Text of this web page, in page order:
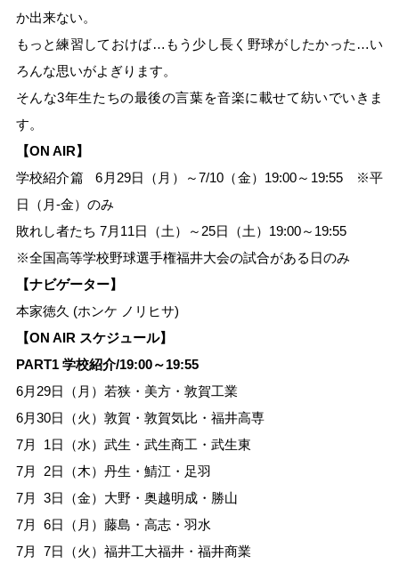
か出来ない。
もっと練習しておけば…もう少し長く野球がしたかった…い
ろんな思いがよぎります。
そんな3年生たちの最後の言葉を音楽に載せて紡いでいきま
す。
【ON AIR】
学校紹介篇
□6月29日（月）～7/10（金）19:00～19:55 ※平
日（月-金）のみ
敗れし者たち 7月11日（土）～25日（土）19:00～19:55
※全国高等学校野球選手権福井大会の試合がある日のみ
【ナビゲーター】
本家徳久 (ホンケ ノリヒサ)
【ON AIR スケジュール】
PART1 学校紹介/19:00～19:55
6月29日（月）若狭・美方・敦賀工業
6月30日（火）敦賀・敦賀気比・福井高専
7月 1日（水）武生・武生商工・武生東
7月 2日（木）丹生・鯖江・足羽
7月 3日（金）大野・奥越明成・勝山
7月 6日（月）藤島・高志・羽水
7月 7日（火）福井工大福井・福井商業